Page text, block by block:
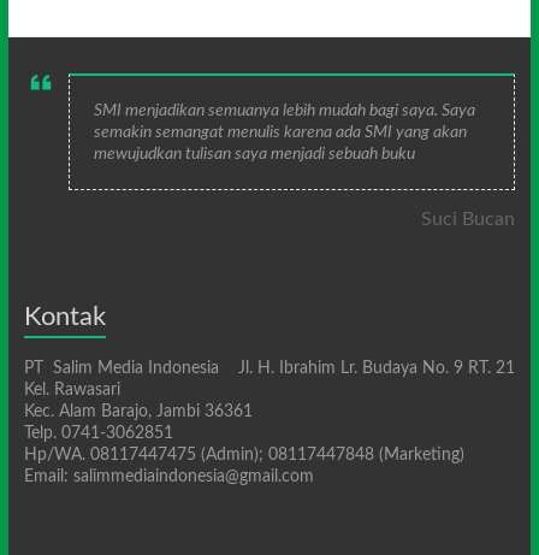
SMI menjadikan semuanya lebih mudah bagi saya. Saya
semakin semangat menulis karena ada SMI yang akan
mewujudkan tulisan saya menjadi sebuah buku
Suci Bucan
Kontak
PT Salim Media Indonesia Jl. H. Ibrahim Lr. Budaya No. 9 RT. 21
Kel. Rawasari
Kec. Alam Barajo, Jambi 36361
Telp. 0741-3062851
Hp/WA. 08117447475 (Admin); 08117447848 (Marketing)
Email: salimmediaindonesia@gmail.com